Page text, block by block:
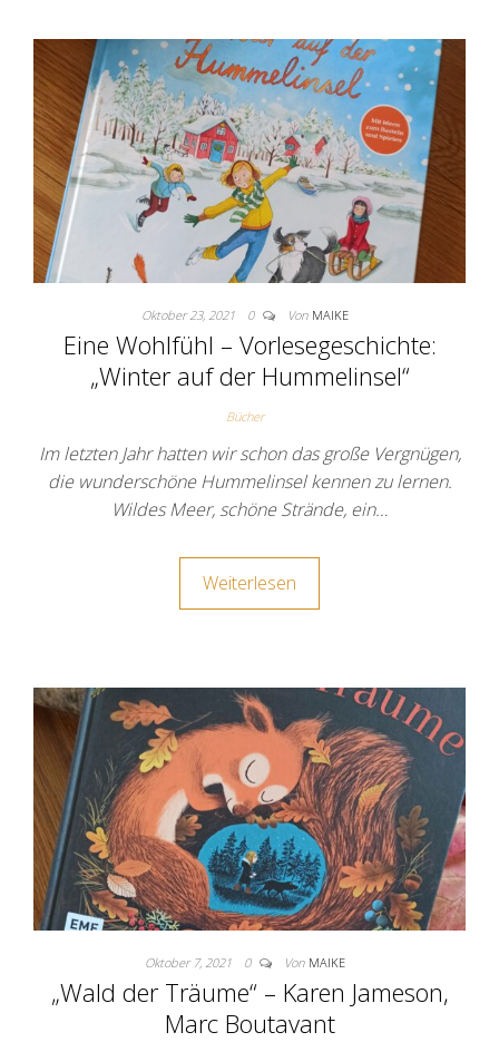
Oktober 23, 2021 0 Von MAIKE
Eine Wohlfühl – Vorlesegeschichte:
„Winter auf der Hummelinsel“
Bücher
Im letzten Jahr hatten wir schon das große Vergnügen,
die wunderschöne Hummelinsel kennen zu lernen.
Wildes Meer, schöne Strände, ein…
Weiterlesen
Oktober 7, 2021 0 Von MAIKE
„Wald der Träume“ – Karen Jameson,
Marc Boutavant